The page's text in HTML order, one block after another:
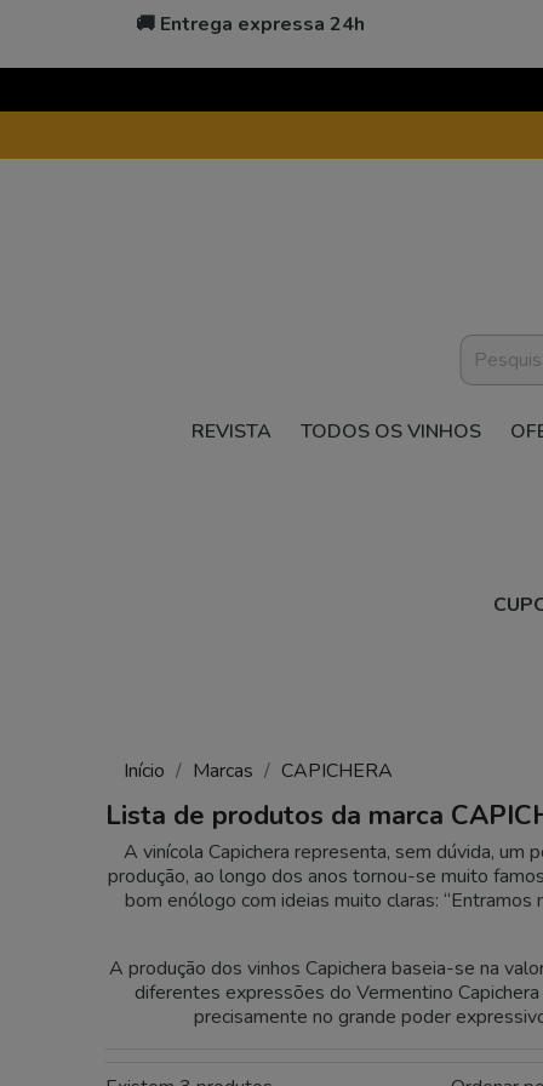
🚚 Entrega expressa 24h
REVISTA TODOS OS VINHOS
Início Marcas CAPICHERA
Lista de produtos da marca
A vinícola Capichera representa, sem dúvida, um
produção, ao longo dos anos tornou-se muito
bom enólogo com ideias muito claras: “Entramos
A produção dos vinhos Capichera baseia-se na
diferentes expressões do Vermentino
precisamente no grande poder